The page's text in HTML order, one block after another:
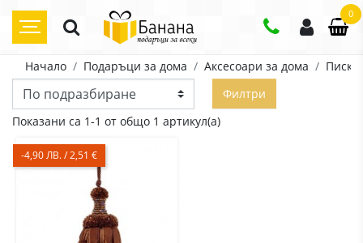
0
Начало Подаръци за дома Аксесоари за дома
Филтри
Показани са 1-1 от общо 1 артикул(а)
-4,90 ЛВ. / 2,51 €